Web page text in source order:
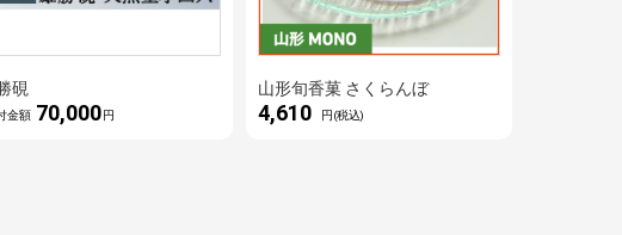
硯
金額 70,000円
山形旬香菓 さくらんぼ
4,610 円(税込)